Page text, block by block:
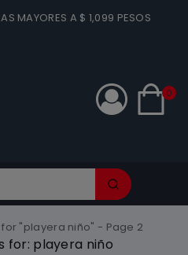
MAYORES A $ 1,099 PESOS
0
"playera niño" - Page 2
for: playera niño